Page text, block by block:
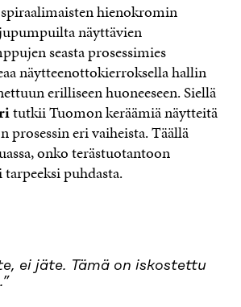
hienokromin
näyttävien
seasta prosessimies
näytteenottokierroksella hallin
erilliseen huoneeseen. Siellä
tutkii Tuomon keräämiä näytteitä
prosessin eri vaiheista. Täällä
onko terästuotantoon
puhdasta.
ei jäte. Tämä on iskostettu